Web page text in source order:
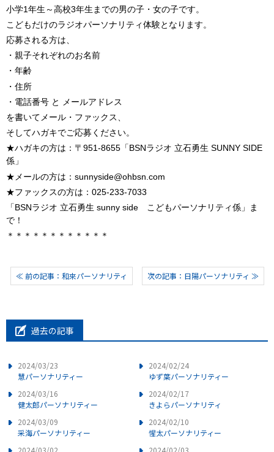
小学1年生～高校3年生までの男の子・女の子です。
こどもだけのラジオパーソナリティ体験となります。
応募される方は、
・親子それぞれのお名前
・年齢
・住所
・電話番号 と メールアドレス
を書いてメール・ファックス、
そしてハガキでご応募ください。
★ハガキの方は：〒951-8655「BSNラジオ 立石勇生 SUNNY SIDE
係」
★メールの方は：sunnyside@ohbsn.com
★ファックスの方は：025-233-7033
「BSNラジオ 立石勇生 sunny side こどもパーソナリティ係」ま
で！
＊＊＊＊＊＊＊＊＊＊＊＊
≪ 前の記事：和來パーソナリティ 次の記事：日陽パーソナリティ ≫
過去の記事
2024/03/23
慧パーソナリティー
2024/03/16
健太郎パーソナリティー
2024/03/09
采海パーソナリティー
2024/02/24
ゆず葉パーソナリティー
2024/02/17
きよらパーソナリティ
2024/02/10
惺太パーソナリティー